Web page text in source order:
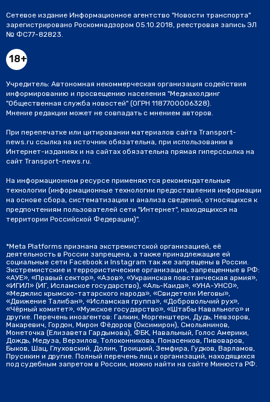
Сетевое издание Информационное агентство "Новости транспорта"
зарегистрировано Роскомнадзором 05.10.2018, реестровая запись ЭЛ
№ ФС77-82823.
18+
Учредитель: Автономная некоммерческая организация содействия
информированию и просвещению населения "Медиахолдинг
"Общественная служба новостей" (ОГРН 1187700006328).
Мнение редакции может не совпадать с мнением авторов.
При перепечатке или цитировании материалов сайта Transport-
news.ru ссылка на источник обязательна, при использовании в
Интернет-изданиях и на сайтах обязательна прямая гиперссылка на
сайт Transport-news.ru.
На информационном ресурсе применяются рекомендательные
технологии (информационные технологии предоставления информации
на основе сбора, систематизации и анализа сведений, относящихся к
предпочтениям пользователей сети "Интернет", находящихся на
территории Российской Федерации)".
*Meta Platforms признана экстремистской организацией, её
деятельность в России запрещена, а также принадлежащие ей
социальные сети Facebook и Instagram так же запрещены в России.
Экстремистские и террористические организации, запрещенные в РФ:
«АУЕ», «Правый сектор», «Азов», «Украинская повстанческая армия»,
«ИГИЛ» (ИГ, Исламское государство), «Аль-Каида», «УНА-УНСО»,
«Меджлис крымско-татарского народа», «Свидетели Иеговы»,
«Движение Талибан», «Исламская группа», «Добровольчий рух»,
«Чёрный комитет», «Мужское государство», «Штабы Навального» и
другие. Перечень иноагентов: Галкин, Моргенштерн, Дудь, Невзоров,
Макаревич, Гордон, Мирон Фёдоров (Оксимирон), Смольянинов,
Монеточка (Елизавета Гардымова), ФБК, Навальный, Голос Америки,
Дождь, Медуза, Верзилов, Толоконникова, Понасенков, Пивоваров,
Быков, Шац, Глуховский, Долин, Троицкий, Земфира, Гудков, Варламов,
Прусикин и другие. Полный перечень лиц и организаций, находящихся
под судебным запретом в России, можно найти на сайте Минюста РФ.